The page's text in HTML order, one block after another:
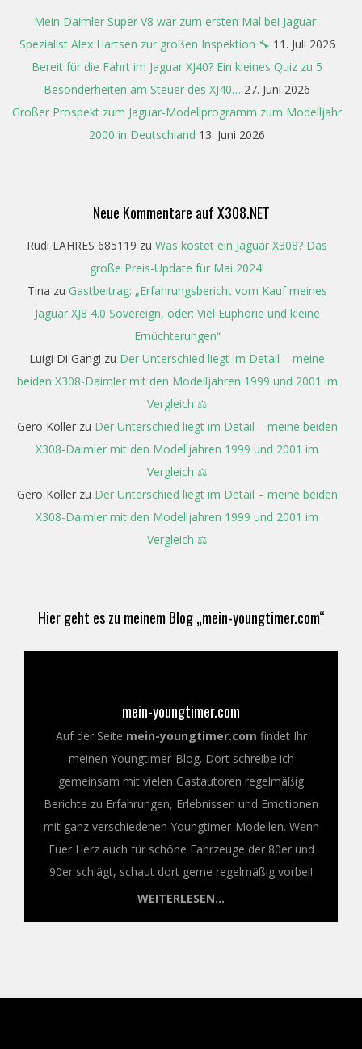
Mein Daimler Super V8 war zum ersten Mal bei Jaguar-
Spezialist Alex Hartsen zur großen Inspektion 🔧 11. Juli 2026
Bereit für die Fahrt im Jaguar XJ40? Ein kleines Quiz zu 5
Besonderheiten am Steuer des XJ40… 27. Juni 2026
Großer Prospekt zum Jaguar-Modellprogramm zum Modelljahr
2000 in Deutschland 13. Juni 2026
Neue Kommentare auf X308.NET
Rudi LAHRES 685119 zu Was kostet ein Jaguar X308? Das
große Preis-Update für Mai 2024!
Tina zu Gastbeitrag: „Erfahrungsbericht vom Kauf meines
Jaguar XJ8 4.0 Sovereign, oder: Viel Euphorie und kleine
Ernüchterungen“
Luigi Di Gangi zu Der Unterschied liegt im Detail – meine
beiden X308-Daimler mit den Modelljahren 1999 und 2001 im
Vergleich ⚖️
Gero Kollerzu Der Unterschied liegt im Detail – meine beiden
X308-Daimler mit den Modelljahren 1999 und 2001 im
Vergleich ⚖️
Gero Kollerzu Der Unterschied liegt im Detail – meine beiden
X308-Daimler mit den Modelljahren 1999 und 2001 im
Vergleich ⚖️
Hier geht es zu meinem Blog „mein-youngtimer.com“
mein-youngtimer.com
Auf der Seite mein-youngtimer.com findet Ihr
meinen Youngtimer-Blog. Dort schreibe ich
gemeinsam mit vielen Gastautoren regelmäßig
Berichte zu Erfahrungen, Erlebnissen und Emotionen
mit ganz verschiedenen Youngtimer-Modellen. Wenn
Euer Herz auch für schöne Fahrzeuge der 80er und
90er schlägt, schaut dort gerne regelmäßig vorbei!
WEITERLESEN...